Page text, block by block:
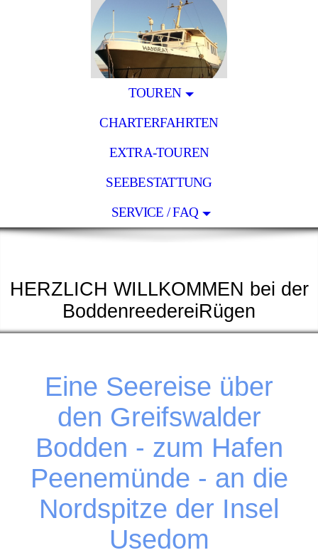
TOUREN
CHARTERFAHRTEN
EXTRA-TOUREN
SEEBESTATTUNG
SERVICE / FAQ
HERZLICH WILLKOMMEN bei der
BoddenreedereiRügen
Eine Seereise über
den Greifswalder
Bodden - zum Hafen
Peenemünde - an die
Nordspitze der Insel
Usedom